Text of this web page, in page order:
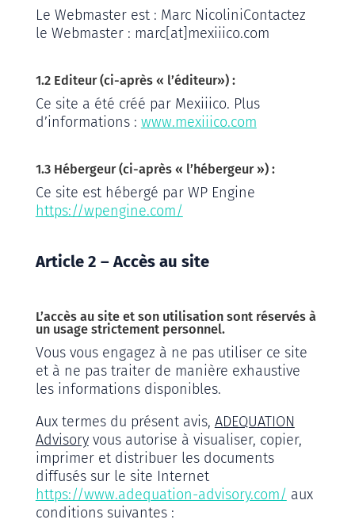
Le Webmaster est : Marc NicoliniContactez
le Webmaster : marc[at]mexiiico.com
1.2 Editeur (ci-après « l’éditeur») :
Ce site a été créé par Mexiiico. Plus
d’informations : www.mexiiico.com
1.3 Hébergeur (ci-après « l’hébergeur ») :
Ce site est hébergé par WP Engine
https://wpengine.com/
Article 2 – Accès au site
L’accès au site et son utilisation sont réservés à
un usage strictement personnel.
Vous vous engagez à ne pas utiliser ce site
et à ne pas traiter de manière exhaustive
les informations disponibles.
Aux termes du présent avis, ADEQUATION
Advisoryvous autorise à visualiser, copier,
imprimer et distribuer les documents
diffusés sur le site Internet
https://www.adequation-advisory.com/ aux
conditions suivantes :